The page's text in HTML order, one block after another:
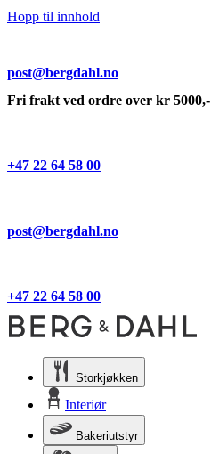
Hopp til innhold
post@bergdahl.no
Fri frakt ved ordre over kr 5000,-
+47 22 64 58 00
post@bergdahl.no
+47 22 64 58 00
Storkjøkken
Interiør
Bakeriutstyr